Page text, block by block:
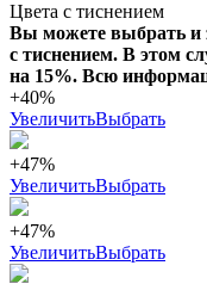
Цвета с тиснением
Вы можете выбрать и
с тиснением. В этом
на 15%. Всю
+40%
УвеличитьВыбрать
+47%
УвеличитьВыбрать
+47%
УвеличитьВыбрать